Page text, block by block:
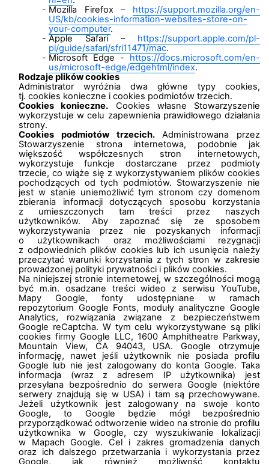
Mozilla Firefox – https://support.mozilla.org/en-
US/kb/cookies-information-websites-store-on-
your-computer.
Apple Safari – https://support.apple.com/pl-
pl/guide/safari/sfri11471/mac.
Microsoft Edge -https://docs.microsoft.com/en-
us/microsoft-edge/edgehtml/index.
Rodzaje plików cookies
Administrator wyróżnia dwa główne typy cookies,
tj. cookies konieczne i cookies podmiotów trzecich.
Cookies konieczne. Cookies własne Stowarzyszenie
wykorzystuje w celu zapewnienia prawidłowego działania
strony.
Cookies podmiotów trzecich.Administrowana przez
Stowarzyszenie strona internetowa, podobnie jak
większość współczesnych stron internetowych,
wykorzystuje funkcje dostarczane przez podmioty
trzecie, co wiąże się z wykorzystywaniem plików cookies
pochodzących od tych podmiotów. Stowarzyszenie nie
jest w stanie uniemożliwić tym stronom czy domenom
zbierania informacji dotyczących sposobu korzystania
z umieszczonych tam treści przez naszych
użytkowników. Aby zapoznać się ze sposobem
wykorzystywania przez nie pozyskanych informacji
o użytkownikach oraz możliwościami rezygnacji
z odpowiednich plików cookies lub ich usunięcia należy
przeczytać warunki korzystania z tych stron w zakresie
prowadzonej polityki prywatności i plików cookies.
Na niniejszej stronie internetowej, w szczególności mogą
być m.in. osadzane treści wideo z serwisu YouTube,
Mapy Google, fonty udostępniane w ramach
repozytorium Google Fonts, moduły analityczne Google
Analytics, rozwiązania związane z bezpieczeństwem
Google reCaptcha. W tym celu wykorzystywane są pliki
cookies firmy Google LLC, 1600 Amphitheatre Parkway,
Mountain View, CA 94043, USA. Google otrzymuje
informację, nawet jeśli użytkownik nie posiada profilu
Google lub nie jest zalogowany do konta Google. Taka
informacja (wraz z adresem IP użytkownika) jest
przesyłana bezpośrednio do serwera Google (niektóre
serwery znajdują się w USA) i tam są przechowywane.
Jeżeli użytkownik jest zalogowany na swoje konto
Google, to Google będzie mógł bezpośrednio
przyporządkować odtworzenie wideo na stronie do profilu
użytkownika w Google, czy wyszukiwanie lokalizacji
w Mapach Google. Cel i zakres gromadzenia danych
oraz ich dalszego przetwarzania i wykorzystania przez
Google, jak również możliwość kontaktu